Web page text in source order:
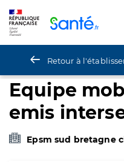
Retour à
Equipe
emis
Epsm sud bretagne